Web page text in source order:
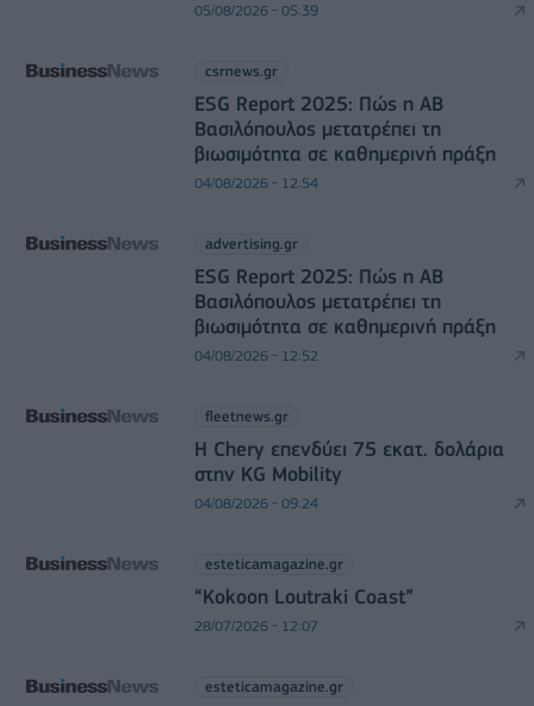
05/08/2026 - 05:39
csrnews.gr
ESG Report 2025: Πώς η ΑΒ
Βασιλόπουλος μετατρέπει τη
βιωσιμότητα σε καθημερινή πράξη
04/08/2026 - 12:54
advertising.gr
ESG Report 2025: Πώς η ΑΒ
Βασιλόπουλος μετατρέπει τη
βιωσιμότητα σε καθημερινή πράξη
04/08/2026 - 12:52
fleetnews.gr
Η Chery επενδύει 75 εκατ. δολάρια
στην KG Mobility
04/08/2026 - 09:24
esteticamagazine.gr
“Kokoon Loutraki Coast”
28/07/2026 - 12:07
esteticamagazine.gr